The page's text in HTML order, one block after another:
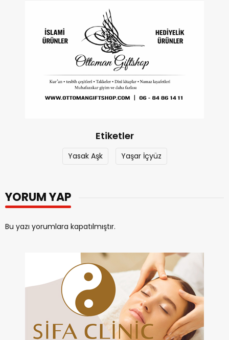
Etiketler
Yasak Aşk Yaşar İçyüz
YORUM YAP
Bu yazı yorumlara kapatılmıştır.